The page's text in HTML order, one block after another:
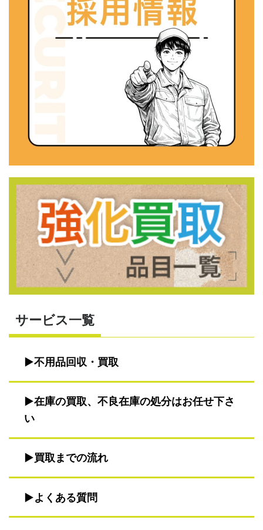
サービス一覧
不用品回収・買取
在庫の買取、不良在庫の処分はお任せ下さ
い
買取までの流れ
よくある質問